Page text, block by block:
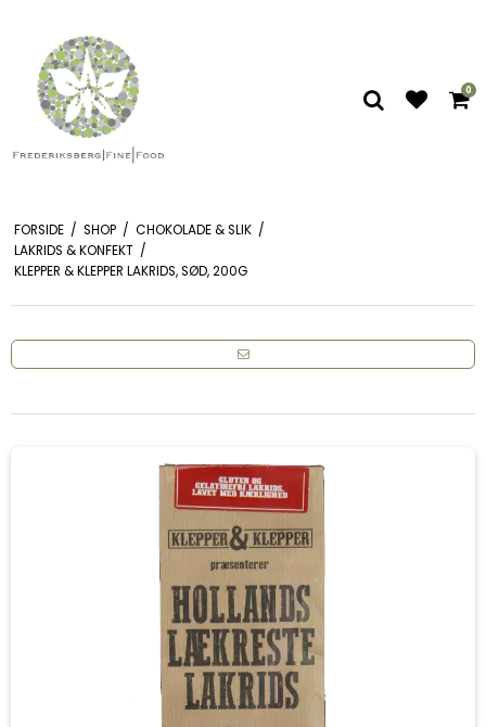
0
FORSIDE / SHOP / CHOKOLADE & SLIK /
LAKRIDS & KONFEKT /
KLEPPER & KLEPPER LAKRIDS, SØD, 200G